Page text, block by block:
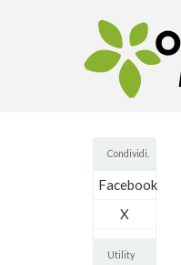
Condividi.
Facebook
X
Utility